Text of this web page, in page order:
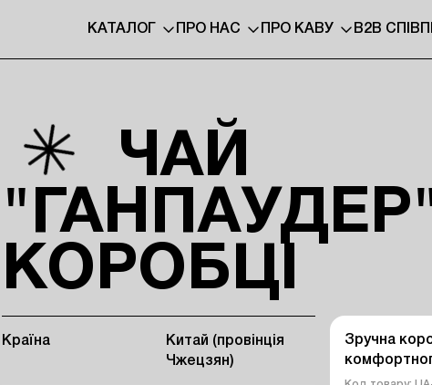
КАТАЛОГ ПРО НАС ПРО КАВУ B2B
ЧАЙ
КОРОБЦІ
Зручна
Країна
Китай (провінція
Чжецзян)